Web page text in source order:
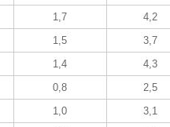
1,7 4,2
1,5 3,7
1,4 4,3
0,8 2,5
1,0 3,1